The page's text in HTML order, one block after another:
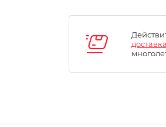
доставка